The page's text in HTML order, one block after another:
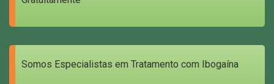
Somos Especialistas em Tratamento com Ibogaína